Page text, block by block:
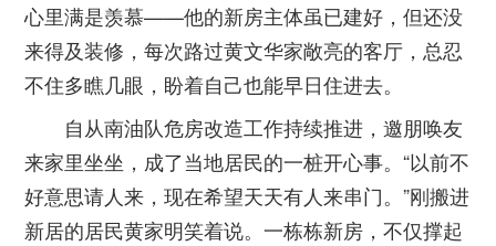
心里满是羡慕——他的新房主体虽已建好，但还没
来得及装修，每次路过黄文华家敞亮的客厅，总忍
不住多瞧几眼，盼着自己也能早日住进去。
自从南油队危房改造工作持续推进，邀朋唤友
来家里坐坐，成了当地居民的一桩开心事。“以前不
好意思请人来，现在希望天天有人来串门。”刚搬进
新居的居民黄家明笑着说。一栋栋新房，不仅撑起